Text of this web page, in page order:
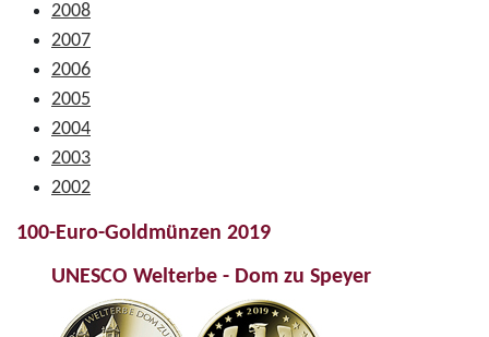
2008
2007
2006
2005
2004
2003
2002
100-Euro-Goldmünzen 2019
UNESCO Welterbe - Dom zu Speyer